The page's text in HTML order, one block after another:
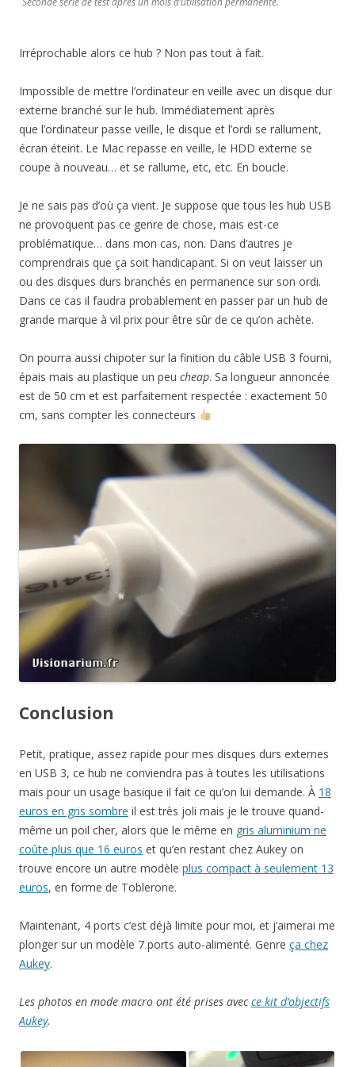
Irréprochable alors ce hub ? Non pas tout à fait.
Impossible de mettre l’ordinateur en veille avec un disque dur
externe branché sur le hub. Immédiatement après
que l’ordinateur passe veille, le disque et l’ordi se rallument,
écran éteint. Le Mac repasse en veille, le HDD externe se
coupe à nouveau… et se rallume, etc, etc. En boucle.
Je ne sais pas d’où ça vient. Je suppose que tous les hub USB
ne provoquent pas ce genre de chose, mais est-ce
problématique… dans mon cas, non. Dans d’autres je
comprendrais que ça soit handicapant. Si on veut laisser un
ou des disques durs branchés en permanence sur son ordi.
Dans ce cas il faudra probablement en passer par un hub de
grande marque à vil prix pour être sûr de ce qu’on achète.
On pourra aussi chipoter sur la finition du câble USB 3 fourni,
épais mais au plastique un peu cheap. Sa longueur annoncée
est de 50 cm et est parfaitement respectée : exactement 50
cm, sans compter les connecteurs
Conclusion
Petit, pratique, assez rapide pour mes disques durs externes
en USB 3, ce hub ne conviendra pas à toutes les utilisations
mais pour un usage basique il fait ce qu’on lui demande. À 18
euros en gris sombre il est très joli mais je le trouve quand-
même un poil cher, alors que le même en gris aluminium ne
coûte plus que 16 euros et qu’en restant chez Aukey on
trouve encore un autre modèle plus compact à seulement 13
euros, en forme de Toblerone.
Maintenant, 4 ports c’est déjà limite pour moi, et j’aimerai me
plonger sur un modèle 7 ports auto-alimenté. Genre ça chez
Aukey.
Les photos en mode macro ont été prises avecce kit d’objectifs
Aukey.